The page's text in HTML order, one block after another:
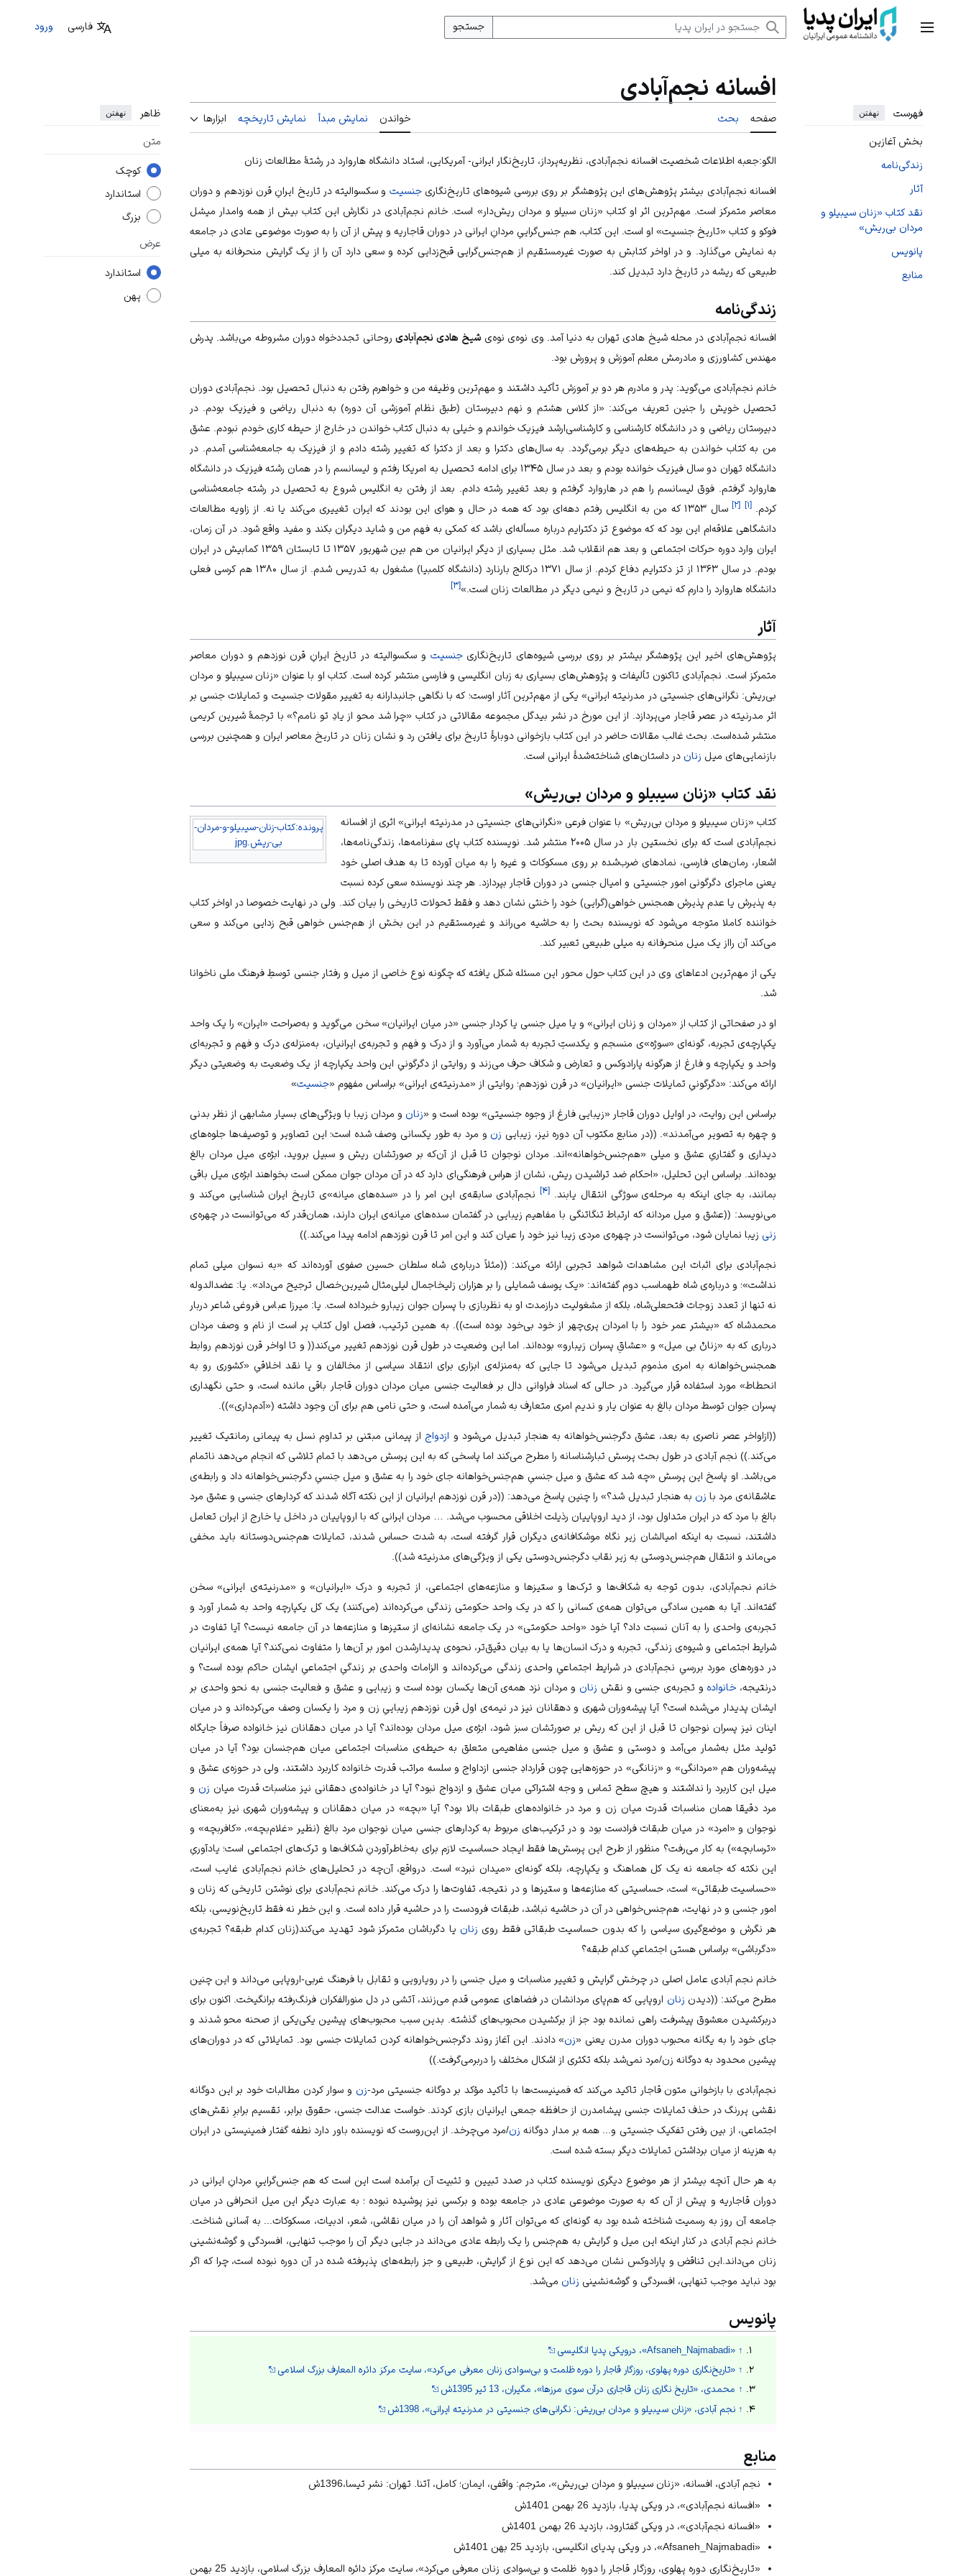
منوی اصلی
جستجو فارسی ورود
فهرست نهفتن
بخش آغازین
زندگی‌نامه
آثار
نقد کتاب «زنان سیبیلو و
مردان بی‌ریش»
پانویس
منابع
افسانه نجم‌آبادی
صفحه بحث خواندن نمایش مبدأ نمایش تاریخچه ابزارها ظاهر نهفتن
متن
کوچک
استاندارد
بزرگ
عرض
استاندارد
پهن
الگو:جعبه اطلاعات شخصیت افسانه نجم‌آبادی، نظریه‌پرداز، تاریخ‌نگار ایرانی- آمریکایی، استاد دانشگاه هاروارد در رشتۀ مطالعات زنان
افسانه نجم‌آبادی بیشتر پژوهش‌‌های این پژوهشگر بر روی بررسی شیوه‌های تاریخ‌نگاریجنسیت و سکسوالیته در تاریخ ایرانِ قرن نوزدهم و دوران
معاصر متمرکز است. مهم‌ترین اثر او کتاب «زنان سبیلو و مردان ریش‌دار» است. خانم نجم‌آبادی در نگارش این کتاب بیش از همه وامدار میشل
فوکو و کتاب «تاریخ جنسیت‌» او است. این کتاب، هم جنس‌گراییِ مردانِ ایرانی در دوران قاجاریه و پیش از آن را به صورت موضوعی عادی در جامعه
به نمایش می‌گذارد. و در اواخر کتابش به صورت غیرمستقیم از هم‌جنس‌گرایی قبح‌زدایی کرده و سعی دارد آن را از یک گرایش منحرفانه به میلی
طبیعی که ریشه در تاریخ دارد تبدیل کند.
زندگی‌نامه
افسانه نجم‌آبادی در محله شیخ هادی تهران به دنیا آمد. وی نوه‌ی نوه‌ی شیخ هادی نجم‌آبادی روحانی تجددخواه دوران مشروطه می‌باشد. پدرش
مهندس کشاورزی و مادرمش معلم آموزش و پرورش بود.
خانم نجم‌آبادی می‌گوید: پدر و مادرم هر دو بر آموزش تأکید داشتند و مهم‌ترین وظیفه من و خواهرم رفتن به دنبال تحصیل بود. نجم‌آبادی دوران
تحصیل خویش را جنین تعریف می‌کند: «از کلاس هشتم و نهم دبیرستان (طبق نظام آموزشی آن دوره) به دنبال ریاضی و فیزیک بودم. در
دبیرستان ریاضی و در دانشگاه کارشناسی و کارشناسی‌ارشد فیزیک خواندم و خیلی به دنبال کتاب خواندن در خارج از حیطه کاری خودم نبودم. عشق
من به کتاب خواندن به حیطه‌های دیگر برمی‌گردد. به سال‌های دکترا و بعد از دکترا که تغییر رشته دادم و از فیزیک به جامعه‌شناسی آمدم. در
دانشگاه تهران دو سال فیزیک خوانده بودم و بعد در سال ۱۳۴۵ برای ادامه تحصیل به امریکا رفتم و لیسانسم را در همان رشته فیزیک در دانشگاه
هاروارد گرفتم. فوق لیسانسم را هم در هاروارد گرفتم و بعد تغییر رشته دادم. بعد از رفتن به انگلیس شروع به تحصیل در رشته جامعه‌شناسی
کردم.[۱]
[۲]
سال ۱۳۵۳ که من به انگلیس رفتم دهه‌ای بود که همه در حال و هوای این بودند که ایران تغییری می‌کند یا نه. از زاویه مطالعات
دانشگاهی علاقه‌ام این بود که که موضوع تز دکترایم درباره مسأله‌ای باشد که کمکی به فهم من و شاید دیگران بکند و مفید واقع شود. در آن زمان،
ایران وارد دوره حرکات اجتماعی و بعد هم انقلاب شد. مثل بسیاری از دیگر ایرانیان من هم بین شهریور ۱۳۵۷ تا تابستان ۱۳۵۹ کمابیش در ایران
بودم. در سال ۱۳۶۳ از تز دکترایم دفاع کردم. از سال ۱۳۷۱ درکالج بارنارد (دانشگاه کلمبیا) مشغول به تدریس شدم. از سال ۱۳۸۰ هم کرسی فعلی
دانشگاه هاروارد را دارم که نیمی در تاریخ و نیمی دیگر در مطالعات زنان است.»[۳]
آثار
پژوهش‌‌های اخیر این پژوهشگر بیشتر بر روی بررسی شیوه‌های تاریخ‌نگاریجنسیت و سکسوالیته در تاریخ ایرانِ قرن نوزدهم و دوران معاصر
متمرکز است. نجم‌آبادی تاکنون تألیفات و پژوهش‌های بسیاری به زبان انگلیسی و فارسی منتشر کرده است. کتاب او با عنوان «زنان سیبیلو و مردان
بی‌ریش: نگرانی‌های جنسیتی در مدرنیته ایرانی» یکی از مهم‌ترین آثار اوست؛ که با نگاهی جانبدارانه به تغییر مقولات جنسیت و تمایلات جنسی بر
اثر مدرنیته در عصر قاجار می‌پردازد. از این مورخ در نشر بیدگل مجموعه مقالاتی در کتاب «چرا شد محو از یادِ تو نامم؟» با ترجمۀ شیرین کریمی
منتشر شده‌است. بحث غالب مقالات حاضر در این کتاب بازخوانی دوبارۀ تاریخ برای یافتن رد و نشان زنان در تاریخ معاصر ایران و همچنین بررسی
بازنمایی‌های میل زنان در داستان‌های شناخته‌شدۀ ایرانی است.
نقد کتاب «زنان سیبیلو و مردان بی‌ریش»
پرونده:کتاب-زنان-سیبیلو-و-مردان-
بی-ریش.jpg
کتاب «زنان سیبیلو و مردان بی‌ریش» با عنوان فرعی «نگرانی‌های جنسیتی در مدرنیته ایرانی» اثری از افسانه
نجم‌آبادی است که برای نخستین بار در سال ۲۰۰۵ منتشر شد. نویسنده کتاب پای سفرنامه‌ها، زندگی‌نامه‌ها،
اشعار، رمان‌های فارسی، نمادهای ضرب‌شده بر روی مسکوکات و غیره را به میان آورده تا به هدف اصلی خود
یعنی ماجرای دگرگونی امورجنسیتی و امیال جنسی در دوران قاجار بپردازد. هر چند نویسنده سعی کرده نسبت
به پذیرش یا عدم پذیرش همجنس خواهی(گرایی) خود را خنثی نشان دهد و فقط تحولات تاریخی را بیان کند. ولی در نهایت خصوصا در اواخر کتاب
خواننده کاملا متوجه می‌شود که نویسنده بحث را به حاشیه می‌راند و غیرمستقیم در این بخش از هم‌جنس خواهی قبح زدایی می‌کند و سعی
می‌کند آن رااز یک میل منحرفانه به میلی طبیعی تعبیر کند.
یکی از مهم‌ترین ادعاهای وی در این کتاب حول محور این مسئله شکل یافته که چگونه نوع خاصی از میل و رفتار جنسی توسطِ فرهنگ ملی ناخوانا
شد.
او در صفحاتی از کتاب از «مردان و زنان ایرانی» و یا میل جنسی یا کردار جنسی «در میان ایرانیان» سخن می‌گوید و به‌صراحت «ایران» را یک واحد
یکپارچه‌ی تجربه، گونه‌ای «سوژه»ی منسجم و یکدستِ تجربه به شمار می‌آورد و از درک و فهم و تجربه‌ی ایرانیان، به‌منزله‌ی درک و فهم و تجربه‌ای
واحد و یکپارچه و فارغ از هرگونه پارادوکس و تعارض و شکاف حرف می‌زند و روایتی از دگرگونیِ این واحد یکپارچه از یک وضعیت به وضعیتی دیگر
ارائه می‌کند: «دگرگونیِ تمایلات جنسی «ایرانیان» در قرن نوزدهم؛ روایتی از «مدرنیته‌ی ایرانی» براساس مفهوم «جنسیت»
براساس این روایت، در اوایل دوران قاجار «زیبایی فارغ از وجوه جنسیتی» بوده است و «زنان و مردان زیبا با ویژگی‌های بسیار مشابهی از نظر بدنی
و چهره به تصویر می‌آمدند». ((در منابع مکتوب آن دوره نیز، زیبایی زنو مرد به طور یکسانی وصف شده است؛ این تصاویر و توصیف‌ها جلوه‌های
دیداری و گفتاریِ عشق و میلی «هم‌جنس‌خواهانه»اند. مردان نوجوان تا قبل از آن‌که بر صورتشان ریش و سبیل بروید، ابژه‌ی میل مردان بالغ
بوده‌اند. براساس این تحلیل، «احکام ضد تراشیدن ریش، نشان از هراس فرهنگی‌ای دارد که در آن مردان جوان ممکن است بخواهند ابژه‌ی میل باقی
بمانند، به جای اینکه به مرحله‌ی سوژگی انتقال یابند.[۴]
نجم‌آبادی سابقه‌ی این امر را در «سده‌های میانه»ی تاریخ ایران شناسایی می‌کند و
می‌نویسد: ((عشق و میل مردانه که ارتباط تنگاتنگی با مفاهیم زیبایی در گفتمان سده‌های میانه‌ی ایران دارند، همان‌قدر که می‌توانست در چهره‌ی
زنی زیبا نمایان شود، می‌توانست در چهره‌ی مردی زیبا نیز خود را عیان کند و این امر تا قرن نوزدهم ادامه پیدا می‌کند.))
نجم‌آبادی برای اثبات این مشاهدات شواهد تجربی ارائه می‌کند: ((مثلاً درباره‌ی شاه سلطان حسین صفوی آورده‌اند که «به نسوان میلی تمام
نداشت»؛ و درباره‌ی شاه طهماسب دوم گفته‌اند: «یک یوسف شمایلی را بر هزاران زلیخاجمال لیلی‌مثال شیرین‌خصال ترجیح می‌داد». یا: عضدالدوله
نه تنها از تعدد زوجات فتحعلی‌شاه، بلکه از مشغولیت درازمدت او به نظربازی با پسران جوان زیبارو خبرداده است. یا: میرزا عباس فروغی شاعر دربار
محمدشاه که «بیشتر عمر خود را با امردان پری‌چهر از خود بی‌خود بوده است)). به همین ترتیب، فصل اول کتاب پر است از نام و وصف مردان
درباری که به «زنانْ بی‌ میل» و «عشاقِ پسران زیبارو» بوده‌اند. اما این وضعیت در طول قرن نوزدهم تغییر می‌کند(( و تا اواخر قرن نوزدهم روابط
همجنس‌خواهانه به امری مذموم تبدیل می‌شود تا جایی که به‌منزله‌ی ابزاری برای انتقاد سیاسی از مخالفان و یا نقد اخلاقیِ «کشوری رو به
انحطاط» مورد استفاده قرار می‌گیرد. در حالی که اسناد فراوانی دال بر فعالیت جنسی میان مردان دوران قاجار باقی مانده است، و حتی نگهداری
پسران جوان توسط مردان بالغ به عنوان یار و ندیم امری متعارف به شمار می‌آمده است، و حتی نامی هم برای آن وجود داشته («آدم‌داری»)).
((ازاواخر عصر ناصری به بعد، عشق دگرجنس‌خواهانه به هنجار تبدیل می‌شود و ازدواج از پیمانی مبتنی بر تداوم نسل به پیمانی رمانتیک تغییر
می‌کند.)) نجم آبادی در طول بحث پرسش تبارشناسانه را مطرح می‌کند اما پاسخی که به این پرسش می‌دهد با تمام تلاشی که انجام می‌دهد ناتمام
می‌باشد. او پاسخ این پرسش «چه شد که عشق و میل جنسیِ هم‌جنس‌خواهانه جای خود را به عشق و میل جنسیِ دگرجنس‌خواهانه داد و رابطه‌ی
عاشقانه‌ی مرد با زن به هنجار تبدیل شد؟» را چنین پاسخ می‌دهد: ((در قرن نوزدهم ایرانیان از این نکته آگاه شدند که کردارهای جنسی و عشق مرد
بالغ با مرد که در ایران متداول بود، از دید اروپاییان رذیلت اخلاقی محسوب می‌شد. … مردان ایرانی که با اروپاییان در داخل یا خارج از ایران تعامل
داشتند، نسبت به اینکه امیالشان زیر نگاه موشکافانه‌ی دیگران قرار گرفته است، به شدت حساس شدند، تمایلات هم‌جنس‌دوستانه باید مخفی
می‌ماند و انتقال هم‌جنس‌دوستی به زیر نقاب دگرجنس‌دوستی یکی از ویژگی‌های مدرنیته شد)).
خانم نجم‌آبادی، بدون توجه به شکاف‌ها و ترک‌ها و ستیزها و منازعه‌های اجتماعی، از تجربه و درک «ایرانیان» و «مدرنیته‌ی ایرانی» سخن
گفته‌اند. آیا به همین سادگی می‌توان همه‌ی کسانی را که در یک واحد حکومتی زندگی می‌کرده‌اند (می‌کنند) یک کل یکپارچه واحد به شمار آورد و
تجربه‌ی واحدی را به آنان نسبت داد؟ آیا خود «واحد حکومتی» در یک جامعه نشانه‌ای از ستیزها و منازعه‌ها در آن جامعه نیست؟ آیا تفاوت در
شرایط اجتماعی و شیوه‌ی زندگی، تجربه و درک انسان‌ها یا به بیان دقیق‌تر، نحوه‌ی پدیدارشدن امور بر آن‌ها را متفاوت نمی‌کند؟ آیا همه‌ی ایرانیان
در دوره‌های مورد بررسیِ نجم‌آبادی در شرایط اجتماعیِ واحدی زندگی می‌کرده‌اند و الزامات واحدی بر زندگیِ اجتماعیِ ایشان حاکم بوده است؟ و
درنتیجه، خانواده و تجربه‌ی جنسی و نقش زنانو مردان نزد همه‌ی آن‌ها یکسان بوده است و زیبایی و عشق و فعالیت جنسی به نحو واحدی بر
ایشان پدیدار می‌شده است؟ آیا پیشه‌وران شهری و دهقانان نیز در نیمه‌ی اول قرن نوزدهم زیباییِ زن و مرد را یکسان وصف می‌کرده‌اند و در میان
اینان نیز پسران نوجوان تا قبل از این که ریش بر صورتشان سبز شود، ابژه‌ی میل مردان بوده‌اند؟ آیا در میان دهقانان نیز خانواده صرفاً جایگاه
تولید مثل به‌شمار می‌آمد و دوستی و عشق و میل جنسی مفاهیمی متعلق به حیطه‌ی مناسبات اجتماعی میان هم‌جنسان بود؟ آیا در میان
پیشه‌وران هم «مردانگی» و «زنانگی» در حوزه‌هایی چون قراردادِ جنسی ازداواج و سلسه مراتب قدرت خانواده کاربرد داشتند، ولی در حوزه‌ی عشق و
میل این کاربرد را نداشتند و هیچ سطح تماس و وجه اشتراکی میان عشق و ازدواج نبود؟ آیا در خانواده‌ی دهقانی نیز مناسبات قدرت میان زن و
مرد دقیقا همان مناسبات قدرت میان زن و مرد در خانواده‌های طبقات بالا بود؟ آیا «بچه» در میان دهقانان و پیشه‌وران شهری نیز به‌معنای
نوجوان و «امرد» در میان طبقات فرادست بود و در ترکیب‌های مربوط به کردارهای جنسی میان نوجوان مرد بالغ (نظیر «غلام‌بچه»، «کافربچه» و
«ترسابچه») به کار می‌رفت؟ منظور از طرح این پرسش‌ها فقط ایجاد حساسیت لازم برای به‌خاطرآوردنِ شکاف‌ها و ترک‌‌های اجتماعی است؛ یادآوریِ
این نکته که جامعه نه یک کل هماهنگ و یکپارچه، بلکه گونه‌ای «میدان نبرد» است. درواقع، آن‌چه در تحلیل‌های خانم نجم‌آبادی غایب است،
«حساسیت طبقاتی» است، حساسیتی که منازعه‌ها و ستیزها و در نتیجه، تفاوت‌ها را درک می‌کند. خانم نجم‌آبادی برای نوشتن تاریخی که زنان و
امور جنسی و در نهایت، هم‌جنس‌خواهی در آن در حاشیه نباشد، طبقات فرودست را در حاشیه قرار داده است. و این خطر نه فقط تاریخ‌نویسی، بلکه
هر نگرش و موضع‌گیری سیاسی را که بدون حساسیت طبقاتی فقط روی زنان یا دگرباشان متمرکز شود تهدید می‌کند(زنان کدام طبقه؟ تجربه‌ی
«دگرباشی» براساس هستی اجتماعیِ کدام طبقه؟
خانم نجم آبادی عامل اصلی در چرخش گرایش و تغییر مناسبات و میل جنسی را در رویارویی و تقابل با فرهنگ غربی-اروپایی می‌داند و این چنین
مطرح می‌کند: ((دیدن زنان اروپایی که هم‌پای مردانشان در فضاهای عمومی قدم می‌زنند، آتشی در دل منورالفکران فرنگ‌رفته برانگیخت. اکنون برای
دربرکشیدن معشوق پیشرفت راهی نمانده بود جز از برکشیدن محبوب‌های گذشته. بدین سبب محبوب‌های پیشین یکی‌یکی از صحنه محو شدند و
جای خود را به یگانه محبوب دوران مدرن یعنی «زن» دادند. این آغاز روند دگرجنس‌خواهانه کردن تمایلات جنسی بود. تمایلاتی که در دوران‌‌های
پیشین محدود به دوگانه زن/مرد نمی‌شد بلکه تکثری از اشکال مختلف را دربرمی‌گرفت.))
نجم‌آبادی با بازخوانی متون قاجار تاکید می‌کند که فمینیست‌ها با تأکید مؤکد بر دوگانه‌ جنسیتی مرد-زن و سوار کردن مطالبات خود بر این دوگانه
نقشی پررنگ در حذف تمایلات جنسی پیشامدرن از حافظه‌ جمعی ایرانیان بازی کردند. خواست عدالت جنسی، حقوق برابر، تقسیم برابرِ نقش‌های
اجتماعی، از بین ‌رفتن تفکیک جنسیتی و... همه بر مدار دوگانه زن/مرد می‌چرخد. از این‌روست که نویسنده باور دارد نطفه گفتار فمینیستی در ایران
به هزینه از میان برداشتن تمایلات دیگر بسته شده است.
به هر حال آنچه بیشتر از هر موضوع دیگری نویسنده کتاب در صدد تبیین و تثبیت آن برآمده است این است که هم جنس‌گراییِ مردانِ ایرانی در
دوران قاجاریه و پیش از آن که به صورت موضوعی عادی در جامعه بوده و برکسی نیز پوشیده نبوده ؛ به عبارت دیگر این میل انحرافی در میان
جامعه آن روز به رسمیت شناخته شده بود به گونه‌ای که می‌توان آثار و شواهد آن را در میان نقاشی، شعر، ادبیات، مسکوکات... به آسانی شناخت.
خانم نجم آبادی در کنار اینکه این میل و گرایش به هم‌جنس را یک رابطه عادی می‌داند در جایی دیگر آن را موجب تنهایی، افسردگی و گوشه‌نشینی
زنان می‌داند.این تناقض و پارادوکس نشان می‌دهد که این نوع از گرایش، طبیعی و جز رابطه‌های پذیرفته شده در آن دوره نبوده است، چرا که اگر
بود نباید موجب تنهایی، افسردگی و گوشه‌نشینی زنان می‌شد.
پانویس
↑ «Afsaneh_Najmabadi»، درویکی پدیا انگلیسی
↑ «تاریخ‌نگاری دوره پهلوی، روزگار قاجار را دوره ظلمت و بی‌سوادی زنان معرفی می‌کرد»، سایت مرکز دائره المعارف بزرگ اسلامی
↑ محمدی، «تاریخ نگاری زنان قاجاری درآن سوی مرزها»، مگیران، 13 تیر 1395ش
↑ نجم آبادی، «زنان سیبیلو و مردان بی‌ریش: نگرانی‌های جنسیتی در مدرنیته ایرانی»، 1398ش
منابع
نجم آبادی، افسانه، «زنان سیبیلو و مردان بی‌ریش»، مترجم: واقفی، ایمان؛ کامل، آتنا. تهران: نشر تیسا،1396ش
«افسانه نجم‌آبادی»، در ویکی پدیا، بازدید 26 بهمن 1401ش
«افسانه نجم‌آبادی»، در ویکی گفتارود، بازدید 26 بهمن 1401ش
«Afsaneh_Najmabadi»، در ویکی پدیای انگلیسی، بازدید 25 بهن 1401ش
«تاریخ‌نگاری دوره پهلوی، روزگار قاجار را دوره ظلمت و بی‌سوادی زنان معرفی می‌کرد»، سایت مرکز دائره المعارف بزرگ اسلامی، بازدید 25 بهمن